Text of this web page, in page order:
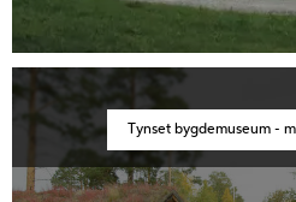
Tynset bygdemuseum -